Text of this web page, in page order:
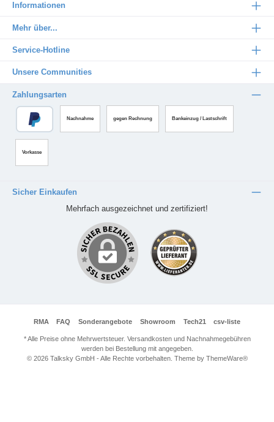
Informationen
Mehr über...
Service-Hotline
Unsere Communities
Zahlungsarten
Nachnahme gegen Rechnung Bankeinzug / Lastschrift
Vorkasse
Sicher Einkaufen
Mehrfach ausgezeichnet und zertifiziert!
RMA FAQ Sonderangebote Showroom Tech21 csv-liste
* Alle Preise ohne Mehrwertsteuer. Versandkosten und Nachnahmegebühren
werden bei Bestellung mit angegeben.
© 2026 Talksky GmbH - Alle Rechte vorbehalten. Theme by ThemeWare®